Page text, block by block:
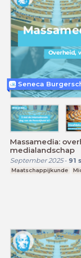
Massamedia:
medialandschap
September 2025- 91
Maatschappijkunde
Seneca